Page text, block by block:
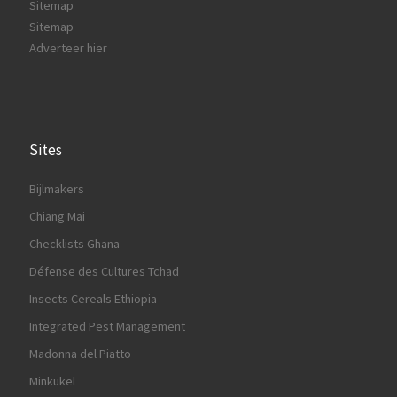
Sitemap
Sitemap
Adverteer hier
Sites
Bijlmakers
Chiang Mai
Checklists Ghana
Défense des Cultures Tchad
Insects Cereals Ethiopia
Integrated Pest Management
Madonna del Piatto
Minkukel